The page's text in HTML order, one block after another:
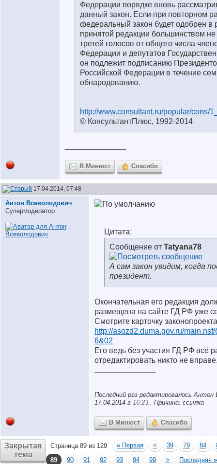
Федерации порядке вновь
данный закон. Если при повторном
федеральный закон будет одобрен в
принятой редакции большинством
третей голосов от общего числа
Федерации и депутатов
он подлежит подписанию
Российской Федерации в течение
обнародованию.
http://www.consultant.ru/popular/cons/
© КонсультантПлюс, 1992-2014
В Минюст Спасибо
17.04.2014, 07:48
Антон Всеволодович
Супермодератор
Цитата:
Сообщение от Tatyana78
А сам закон увидим, когда
президент.
Окончательная его редакция
размещена на сайте ГД РФ уже
Смотрите карточку
http://asozd2.duma.gov.ru/
6&02
Его ведь без участия ГД РФ всё
отредактировать никто не
Последний раз редактировалось Антон
17.04.2014 в 16:23.. Причина: ссылка
В Минюст Спасибо
Закрытая
тема
Страница 89 из 129 « Первая < 39 79 84
89
90 91 92 93 94 99 > Последняя »